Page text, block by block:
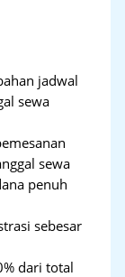
jadwal
sewa
sewa
penuh
sebesar
dari total